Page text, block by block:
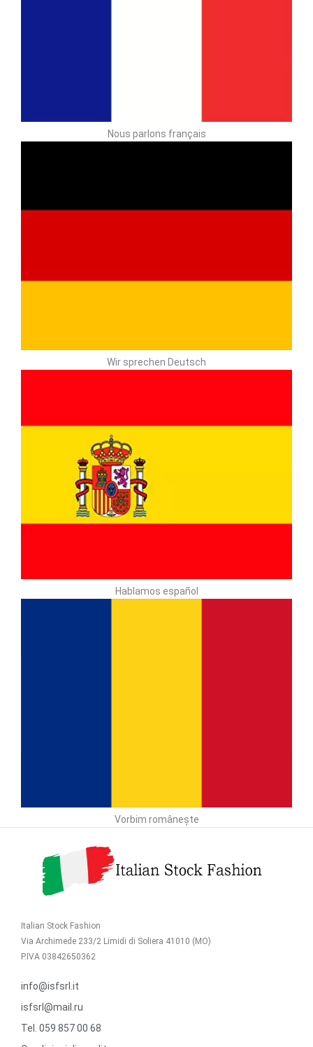
Nous parlons français
Wir sprechen Deutsch
Hablamos español
Vorbim românește
Italian Stock Fashion
Via Archimede 233/2 Limidi di Soliera 41010 (MO)
P.IVA 03842650362
info@isfsrl.it
isfsrl@mail.ru
Tel. 059 857 00 68